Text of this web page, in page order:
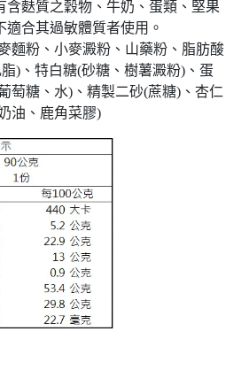
含麩質之穀物、牛奶、蛋類、堅果
合其過敏體質者使用。
麵粉、小麥澱粉、山藥粉、脂肪酸
)、特白糖(砂糖、樹薯澱粉)、蛋
萄糖、水)、精製二砂(蔗糖)、杏仁
油、鹿角菜膠)